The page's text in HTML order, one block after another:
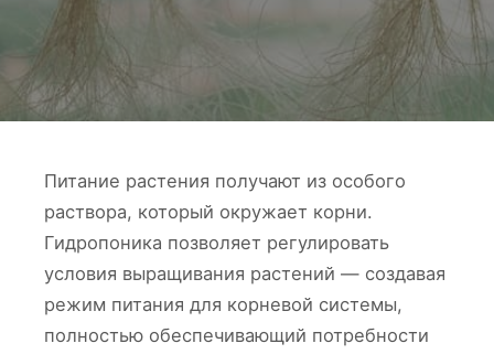
Питание растения получают из особого
раствора, который окружает корни.
Гидропоника позволяет регулировать
условия выращивания растений — создавая
режим питания для корневой системы,
полностью обеспечивающий потребности